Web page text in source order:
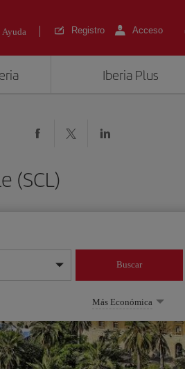
Ayuda Registro Acceso
Iberia Plus
(SCL)
Buscar
Más Económica